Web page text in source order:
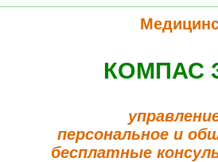
КОМПАС
персональное и
бесплатные